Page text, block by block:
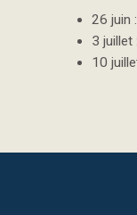
26 juin
3 juillet
10